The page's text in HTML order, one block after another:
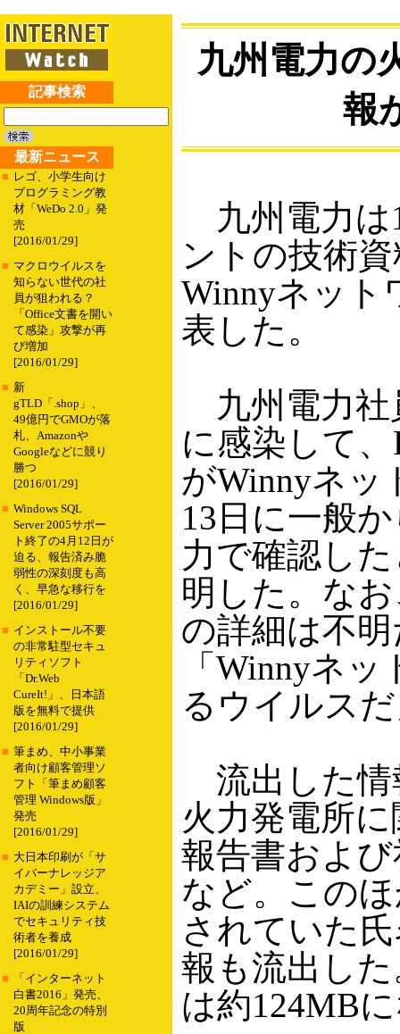
記事検索
最新ニュース
■ レゴ、小学生向け
プログラミング教
材「WeDo 2.0」発
売
[2016/01/29]
■ マクロウイルスを
知らない世代の社
員が狙われる？
「Office文書を開い
て感染」攻撃が再
び増加
[2016/01/29]
■ 新
gTLD「.shop」、
49億円でGMOが落
札、Amazonや
Googleなどに競り
勝つ
[2016/01/29]
■ Windows SQL
Server 2005サポー
ト終了の4月12日が
迫る、報告済み脆
弱性の深刻度も高
く、早急な移行を
[2016/01/29]
■ インストール不要
の非常駐型セキュ
リティソフト
「Dr.Web
CureIt!」、日本語
版を無料で提供
[2016/01/29]
■ 筆まめ、中小事業
者向け顧客管理ソ
フト「筆まめ顧客
管理 Windows版」
発売
[2016/01/29]
■ 大日本印刷が「サ
イバーナレッジア
カデミー」設立、
IAIの訓練システム
でセキュリティ技
術者を養成
[2016/01/29]
■
「インターネット
白書2016」発売、
20周年記念の特別
版
九州電力の
報
九州電力は
ントの技術
Winnyネット
表した。
九州電力社
に感染して
がWinnyネッ
13日に一般
力で確認し
明した。な
の詳細は不
「Winnyネ
るウイルス
流出した情
火力発電所
報告書およ
など。この
されていた
報も流出し
は約124MB